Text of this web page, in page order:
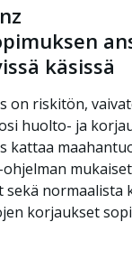
käsissä
on riskitön,
huolto- ja
kattaa
mukaiset
normaalista
korjaukset